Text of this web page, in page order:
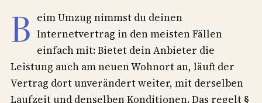
B eim Umzug nimmst du deinen
Internetvertrag in den meisten Fällen
einfach mit: Bietet dein Anbieter die
Leistung auch am neuen Wohnort an, läuft der
Vertrag dort unverändert weiter, mit derselben
Laufzeit und denselben Konditionen. Das regelt §